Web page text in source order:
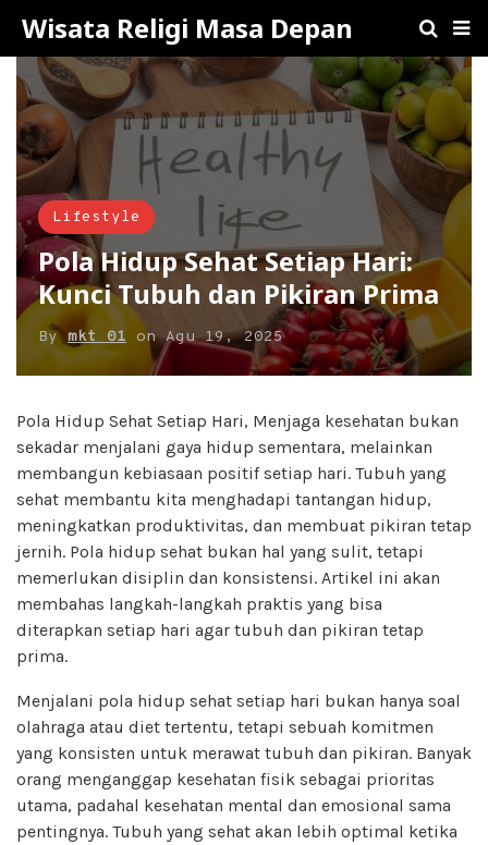
Wisata Religi Masa Depan
Lifestyle
Pola Hidup Sehat Setiap Hari:
Kunci Tubuh dan Pikiran Prima
By mkt 01 onAgu 19, 2025
Pola Hidup Sehat Setiap Hari, Menjaga kesehatan bukan
sekadar menjalani gaya hidup sementara, melainkan
membangun kebiasaan positif setiap hari. Tubuh yang
sehat membantu kita menghadapi tantangan hidup,
meningkatkan produktivitas, dan membuat pikiran tetap
jernih. Pola hidup sehat bukan hal yang sulit, tetapi
memerlukan disiplin dan konsistensi. Artikel ini akan
membahas langkah-langkah praktis yang bisa
diterapkan setiap hari agar tubuh dan pikiran tetap
prima.
Menjalani pola hidup sehat setiap hari bukan hanya soal
olahraga atau diet tertentu, tetapi sebuah komitmen
yang konsisten untuk merawat tubuh dan pikiran. Banyak
orang menganggap kesehatan fisik sebagai prioritas
utama, padahal kesehatan mental dan emosional sama
pentingnya. Tubuh yang sehat akan lebih optimal ketika